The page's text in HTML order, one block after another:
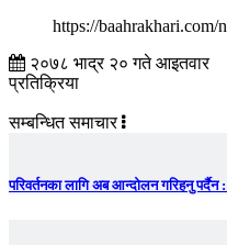
https://baahrakhari.com/
२०७८ भाद्र २० गते आइतवार
प्रतिक्रिया
सम्बन्धित समाचार
परिवर्तनका लागि अब आन्दोलन गरिहनु पर्दैन